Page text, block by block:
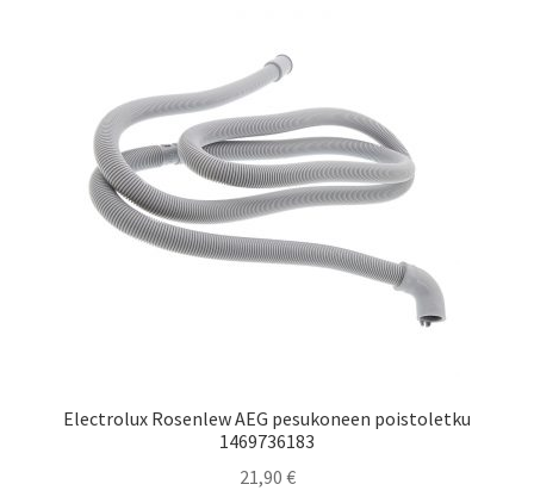
Electrolux Rosenlew AEG pesukoneen poistoletku
1469736183
21,90 €